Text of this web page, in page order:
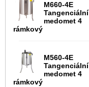
M660-4E
Tangenciální
medomet 4
rámkový
M560-4E
Tangenciální
medomet 4
rámkový